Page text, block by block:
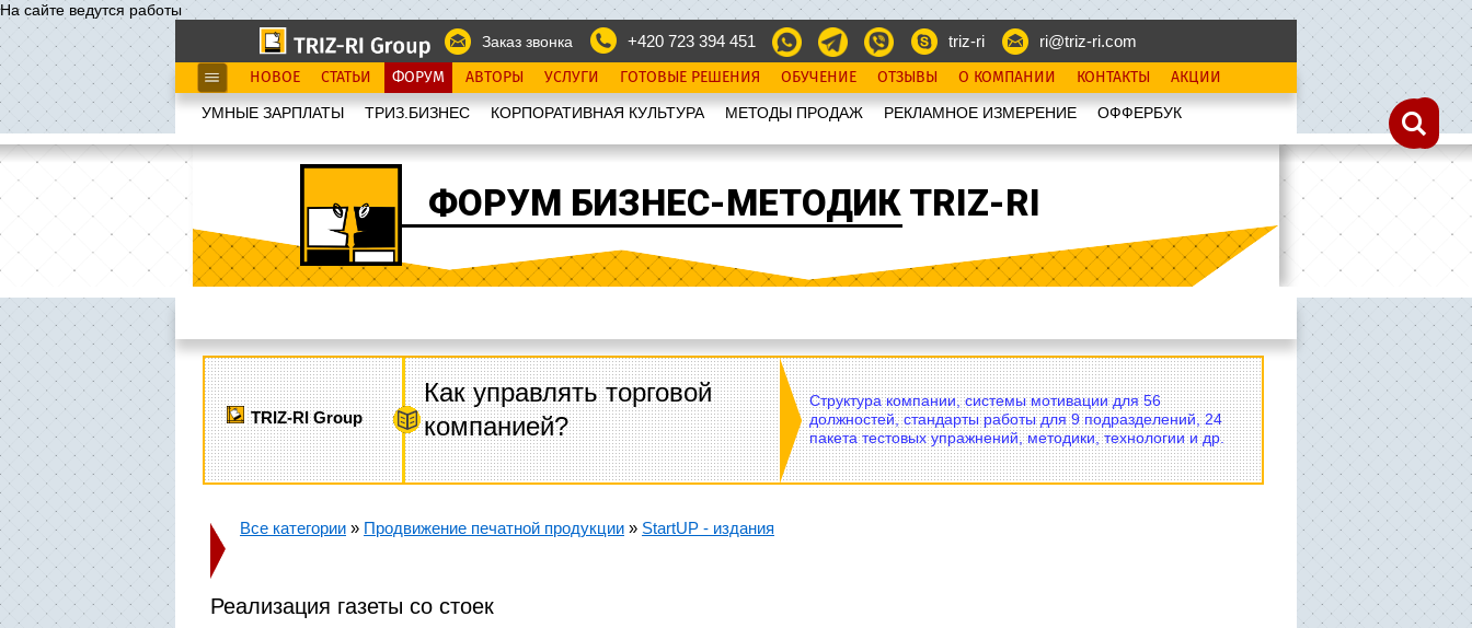
На сайте ведутся работы
Заказ звонка
+420 723 394 451 triz-ri ri@triz-ri.com
НОВОЕ СТАТЬИ ФОРУМ АВТОРЫ УСЛУГИ ГОТОВЫЕ РЕШЕНИЯ ОБУЧЕНИЕ ОТЗЫВЫ О КОМПАНИИ КОНТАКТЫ АКЦИИ
УМНЫЕ ЗАРПЛАТЫ ТРИЗ.БИЗНЕС КОРПОРАТИВНАЯ КУЛЬТУРА МЕТОДЫ ПРОДАЖ РЕКЛАМНОЕ ИЗМЕРЕНИЕ OФФЕРБУК
ФОРУМ БИЗНЕС-МЕТОДИК TRIZ-RI
TRIZ-RI Group
Как управлять торговой
компанией?
Структура компании, системы мотивации для 56
должностей, стандарты работы для 9 подразделений, 24
пакета тестовых упражнений, методики, технологии и др.
Все категории » Продвижение печатной продукции » StartUP - издания
Реализация газеты со стоек